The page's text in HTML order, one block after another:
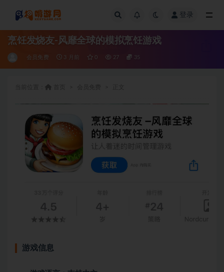
登录
烹饪发烧友-风靡全球的模拟烹饪游戏
会员免费 3 月前 0 27 35
游戏信息